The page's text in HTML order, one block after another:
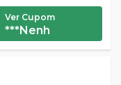
Ver Cupom
***Nenh